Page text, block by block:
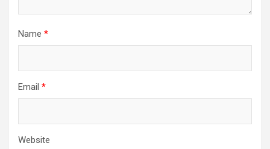
Name *
Email *
Website